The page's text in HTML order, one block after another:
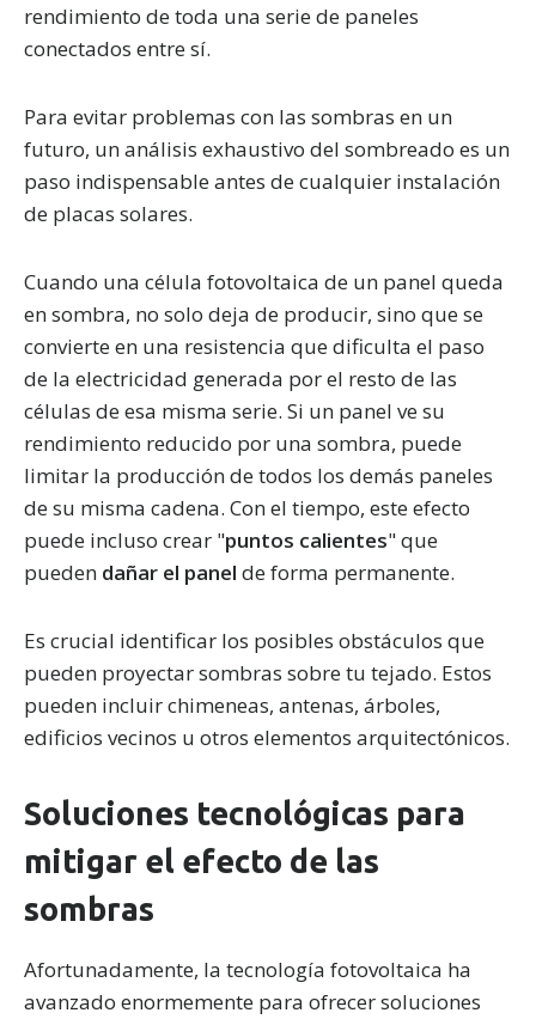
rendimiento de toda una serie de paneles
conectados entre sí.
Para evitar problemas con las sombras en un
futuro, un análisis exhaustivo del sombreado es un
paso indispensable antes de cualquier instalación
de placas solares.
Cuando una célula fotovoltaica de un panel queda
en sombra, no solo deja de producir, sino que se
convierte en una resistencia que dificulta el paso
de la electricidad generada por el resto de las
células de esa misma serie. Si un panel ve su
rendimiento reducido por una sombra, puede
limitar la producción de todos los demás paneles
de su misma cadena. Con el tiempo, este efecto
puede incluso crear "puntos calientes" que
pueden dañar el panel de forma permanente.
Es crucial identificar los posibles obstáculos que
pueden proyectar sombras sobre tu tejado. Estos
pueden incluir chimeneas, antenas, árboles,
edificios vecinos u otros elementos arquitectónicos.
Soluciones tecnológicas para
mitigar el efecto de las
sombras
Afortunadamente, la tecnología fotovoltaica ha
avanzado enormemente para ofrecer soluciones